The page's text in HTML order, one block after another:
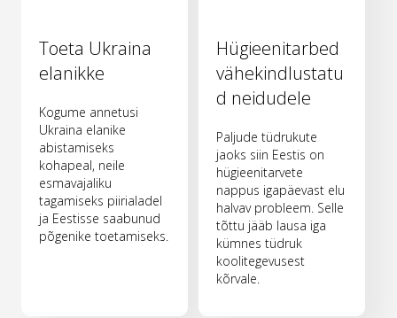
Toeta Ukraina
elanikke
Kogume annetusi
Ukraina elanike
abistamiseks
kohapeal, neile
esmavajaliku
tagamiseks piirialadel
ja Eestisse saabunud
põgenike toetamiseks.
Hügieenitarbed
vähekindlustatu
d neidudele
Paljude tüdrukute
jaoks siin Eestis on
hügieenitarvete
nappus igapäevast elu
halvav probleem. Selle
tõttu jääb lausa iga
kümnes tüdruk
koolitegevusest
kõrvale.